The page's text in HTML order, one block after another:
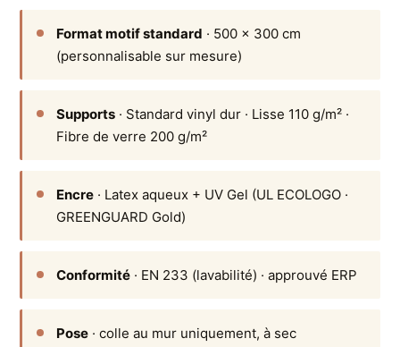
Format motif standard · 500 × 300 cm
(personnalisable sur mesure)
Supports · Standard vinyl dur · Lisse 110 g/m² ·
Fibre de verre 200 g/m²
Encre · Latex aqueux + UV Gel (UL ECOLOGO ·
GREENGUARD Gold)
Conformité · EN 233 (lavabilité) · approuvé ERP
Pose · colle au mur uniquement, à sec